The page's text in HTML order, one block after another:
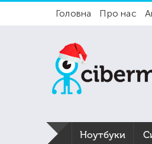
Головна Про нас
Ноутбуки